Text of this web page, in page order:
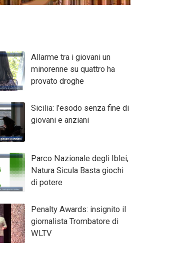
Allarme tra i giovani un
minorenne su quattro ha
provato droghe
Sicilia: l’esodo senza fine di
giovani e anziani
Parco Nazionale degli Iblei,
Natura Sicula Basta giochi
di potere
Penalty Awards: insignito il
giornalista Trombatore di
WLTV